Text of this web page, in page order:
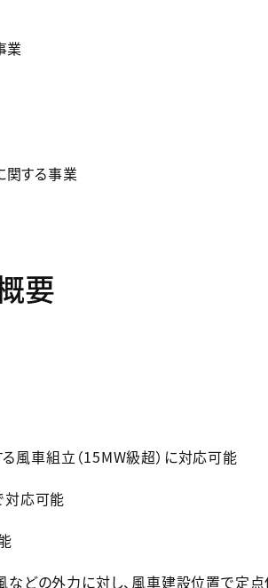
業
関する事業
要
風車組立（15MW級超）に対応可能
対応可能
などの外力に対し、風車建設位置で定